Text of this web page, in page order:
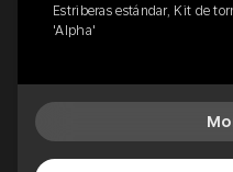
Estriberas estándar, Kit de
'Alpha'